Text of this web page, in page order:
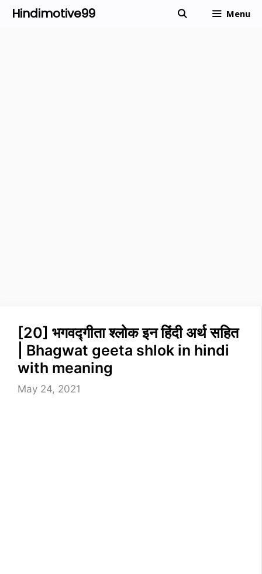
SkipHindimotive99 Menu
[20] भगवद्गीता श्लोक इन हिंदी अर्थ सहित
| Bhagwat geeta shlok in hindi
with meaning
May 24, 2021